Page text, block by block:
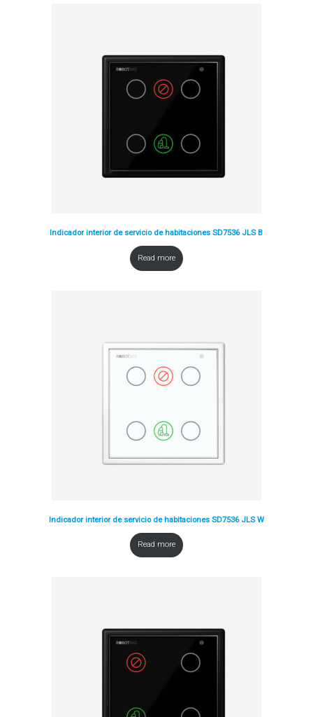
Indicador interior de servicio de habitaciones SD7536 JLS B
Read more
Indicador interior de servicio de habitaciones SD7536 JLS W
Read more